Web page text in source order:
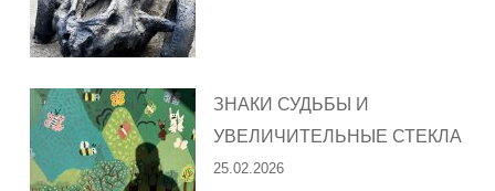
ЗНАКИ СУДЬБЫ И
УВЕЛИЧИТЕЛЬНЫЕ СТЕКЛА
25.02.2026